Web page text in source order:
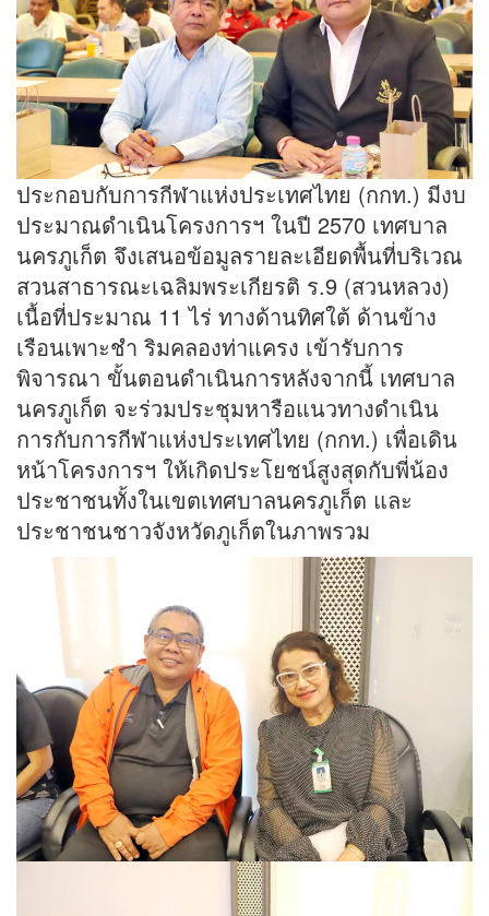
ประกอบกับการกีฬาแห่งประเทศไทย (กกท.) มีงบ
ประมาณดำเนินโครงการฯ ในปี 2570 เทศบาล
นครภูเก็ต จึงเสนอข้อมูลรายละเอียดพื้นที่บริเวณ
สวนสาธารณะเฉลิมพระเกียรติ ร.9 (สวนหลวง)
เนื้อที่ประมาณ 11 ไร่ ทางด้านทิศใต้ ด้านข้าง
เรือนเพาะชำ ริมคลองท่าแครง เข้ารับการ
พิจารณา ขั้นตอนดำเนินการหลังจากนี้ เทศบาล
นครภูเก็ต จะร่วมประชุมหารือแนวทางดำเนิน
การกับการกีฬาแห่งประเทศไทย (กกท.) เพื่อเดิน
หน้าโครงการฯ ให้เกิดประโยชน์สูงสุดกับพี่น้อง
ประชาชนทั้งในเขตเทศบาลนครภูเก็ต และ
ประชาชนชาวจังหวัดภูเก็ตในภาพรวม